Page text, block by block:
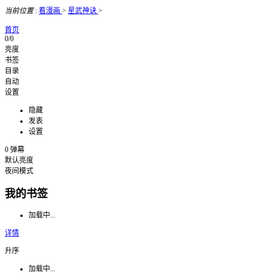
当前位置: 看漫画 > 星武神诀 >
首页
0/0
亮度
书签
目录
自动
设置
隐藏
发表
设置
0 弹幕
默认亮度
夜间模式
我的书签
加载中...
详情
升序
加载中...